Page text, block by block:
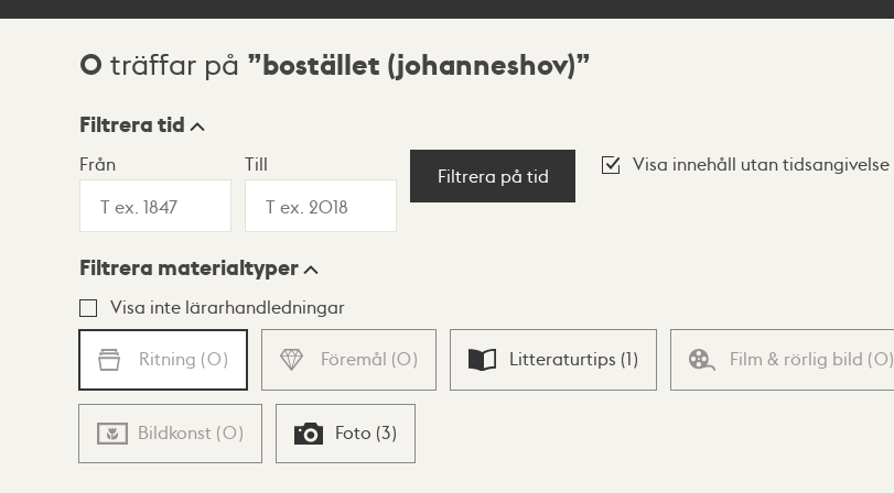
Sökresultat
0 träffar på bostället (johanneshov)
Visningsläge
Lista Karta
Filtrera tid
Från Till
Filtrera på tid
Visa innehåll utan tidsangivelse
Filtrera materialtyper
Visa inte lärarhandledningar
Ritning (0) Föremål (0) Litteraturtips (1) Film & rörlig bild (0)
Bildkonst (0) Foto (3)